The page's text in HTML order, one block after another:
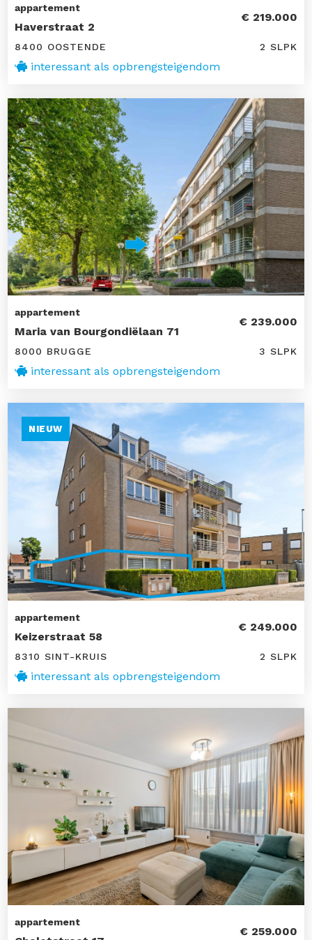
appartement
Haverstraat 2
€ 219.000
8400 OOSTENDE 2 SLPK
interessant als opbrengsteigendom
appartement
Maria van Bourgondiëlaan 71
€ 239.000
8000 BRUGGE 3 SLPK
interessant als opbrengsteigendom
NIEUW
appartement
Keizerstraat 58
€ 249.000
8310 SINT-KRUIS 2 SLPK
interessant als opbrengsteigendom
appartement
€ 259.000